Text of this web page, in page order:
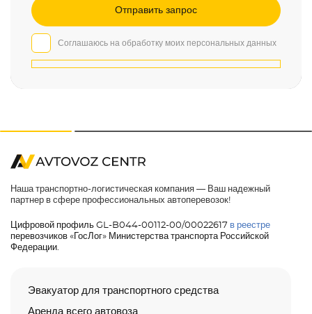
Соглашаюсь на обработку моих персональных данных
Наша транспортно-логистическая компания — Ваш надежный
партнер в сфере профессиональных автоперевозок!
Цифровой профиль GL-B044-00112-00/00022617 в реестре
перевозчиков «ГосЛог» Министерства транспорта Российской
Федерации.
Эвакуатор для транспортного средства
Аренда всего автовоза